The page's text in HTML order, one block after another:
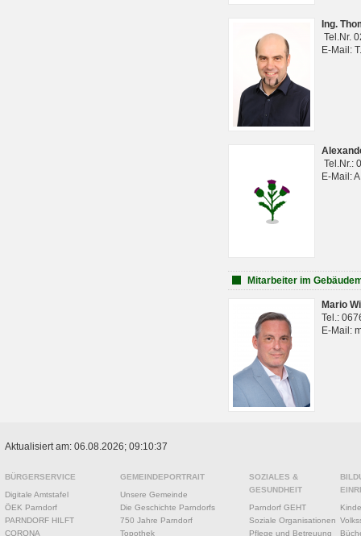
Ing.
Tel.Nr.
E-Mail:
Tel.Nr.:
E-Mail:
Mitarbeiter im
Mario
Tel.:
E-Mail:
Aktualisiert am: 06.08.2026; 09:10:37
BÜRGERSERVICE
Digitale Amtstafel
ÖEK Parndorf
PARNDORF HILFT
CORONA
GEMEINDEPORTRAIT
Unsere Gemeinde
Die Geschichte Parndorfs
750 Jahre Parndorf
Topothek
SOZIALES &
GESUNDHEIT
Parndorf GEHT
Soziale Organisationen
Pflege und Betreuung